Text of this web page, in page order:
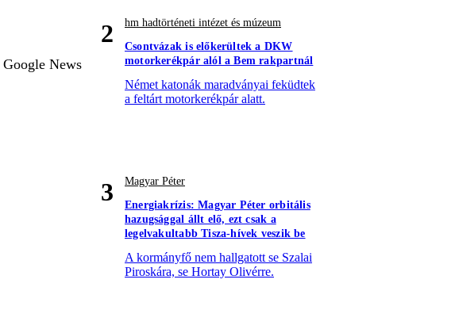
Google News
2
hm hadtörténeti intézet és múzeum
Csontvázak is előkerültek a DKW
motorkerékpár alól a Bem rakpartnál
Német katonák maradványai feküdtek
a feltárt motorkerékpár alatt.
3
Magyar Péter
Energiakrízis: Magyar Péter orbitális
hazugsággal állt elő, ezt csak a
legelvakultabb Tisza-hívek veszik be
A kormányfő nem hallgatott se Szalai
Piroskára, se Hortay Olivérre.